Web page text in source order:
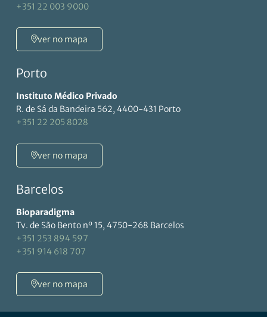
+351 22 003 9000
ver no mapa
Porto
Instituto Médico Privado
R. de Sá da Bandeira 562, 4400-431 Porto
+351 22 205 8028
ver no mapa
Barcelos
Bioparadigma
Tv. de São Bento nº 15, 4750-268 Barcelos
+351 253 894 597
+351 914 618 707
ver no mapa